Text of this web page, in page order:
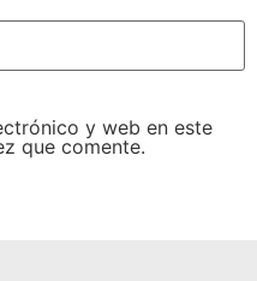
y web en este
que comente.